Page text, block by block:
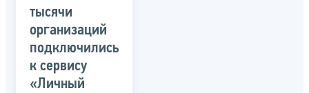
тысячи
организаций
подключились
к сервису
«Личный